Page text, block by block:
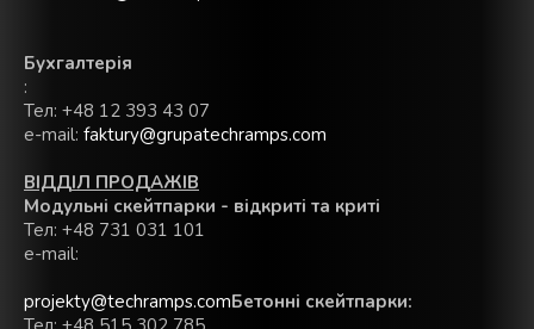
Бухгалтерія
:
Тел: +48 12 393 43 07
e-mail: faktury@grupatechramps.com
ВІДДІЛ ПРОДАЖІВ
Модульні скейтпарки - відкриті та криті
Тел: +48 731 031 101
e-mail:
projekty@techramps.comБетонні скейтпарки: